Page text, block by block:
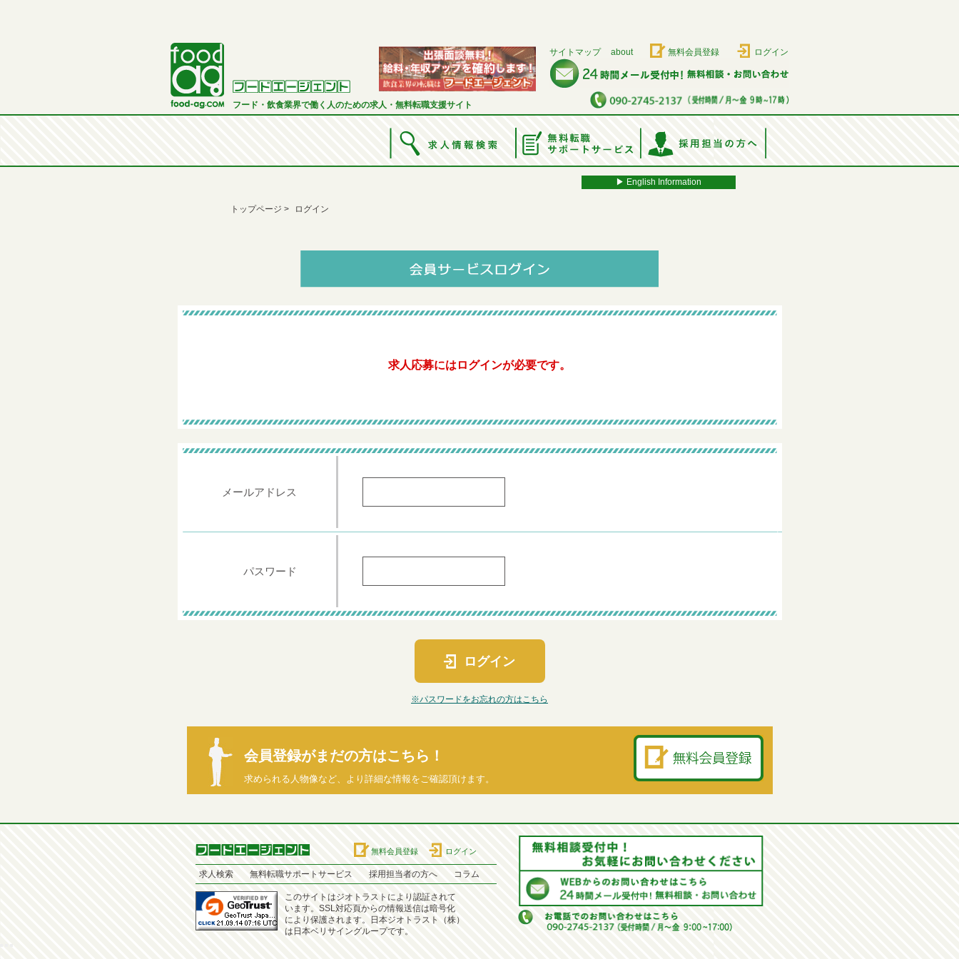
フード・飲食業界で働く人のための求人・無料転職支援サイト
サイトマップ about 無料会員登録 ログイン
▶︎ English Information
トップページ ログイン
求人応募にはログインが必要です。
メールアドレス
パスワード
ログイン
※パスワードをお忘れの方はこちら
会員登録がまだの方はこちら！
求められる人物像など、より詳細な情報をご確認頂けます。
無料会員登録 ログイン
求人検索 無料転職サポートサービス 採用担当者の方へ コラム
このサイトはジオトラストにより認証されて
います。SSL対応頁からの情報送信は暗号化
により保護されます。日本ジオトラスト（株）
は日本ベリサイングループです。